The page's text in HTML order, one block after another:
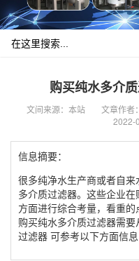
购买纯水多介
文间来源：本站 文章作者
2022-
信息摘要：
很多纯净水生产商或者自
多介质过滤器。这些企业
方面进行综合考量，看重
购买纯水多介质过滤器需
过滤器 可参考以下方面信